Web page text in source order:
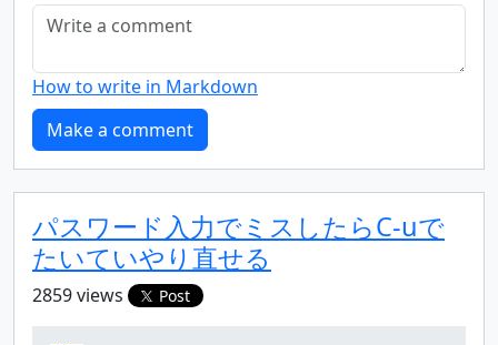
How to write in Markdown
パスワード入力でミスしたらC-uで
たいていやり直せる
2859 views Post